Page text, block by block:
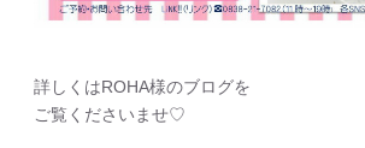
詳しくはROHA様のブログを
ご覧くださいませ♡